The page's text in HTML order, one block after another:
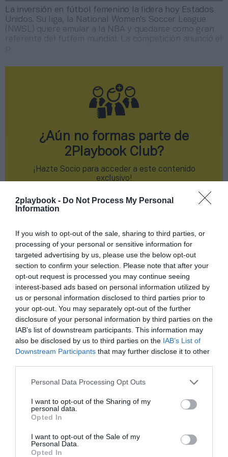
2playbook - Do Not Process My Personal
Information
If you wish to opt-out of the sale, sharing to third parties, or
processing of your personal or sensitive information for
targeted advertising by us, please use the below opt-out
section to confirm your selection. Please note that after your
opt-out request is processed you may continue seeing
interest-based ads based on personal information utilized by
us or personal information disclosed to third parties prior to
your opt-out. You may separately opt-out of the further
disclosure of your personal information by third parties on the
IAB’s list of downstream participants. This information may
also be disclosed by us to third parties on the IAB’s List of
Downstream Participants that may further disclose it to other
Personal Data Processing Opt Outs
I want to opt-out of the Sharing of my
personal data.
Opted In
I want to opt-out of the Sale of my
Personal Data.
Opted In
Índex2P
NWSL
PRO Women in Sports
La inversión en fútbol femenino la lidera hoy Estados
Unidos. Su liga, la National Women's Soccer League
(NWSL) quiere emular a la NBA y quedarse como gran
¿Aún no formas parte de
2Playbook Club?
¡Hazte Socio para acceder a este contenido
exclusivo!
¡Suscríbete! Inicia sesión
Compartir